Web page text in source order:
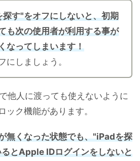
す"をオフにしないと、初期
も次の使用者が利用する事が
なってしまいます！
にしましょう。
他人に渡っても使えないように
ック機能があります。
無くなった状態でも、"iPadを探
とApple IDログインをしないと